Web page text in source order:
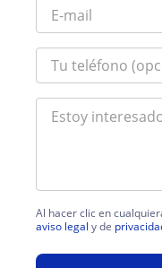
Al hacer clic en
aviso legal y de